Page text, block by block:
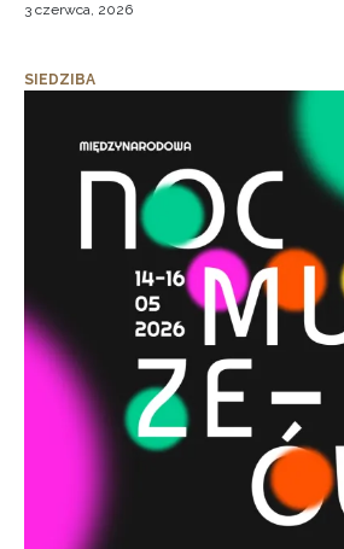
3 czerwca, 2026
SIEDZIBA